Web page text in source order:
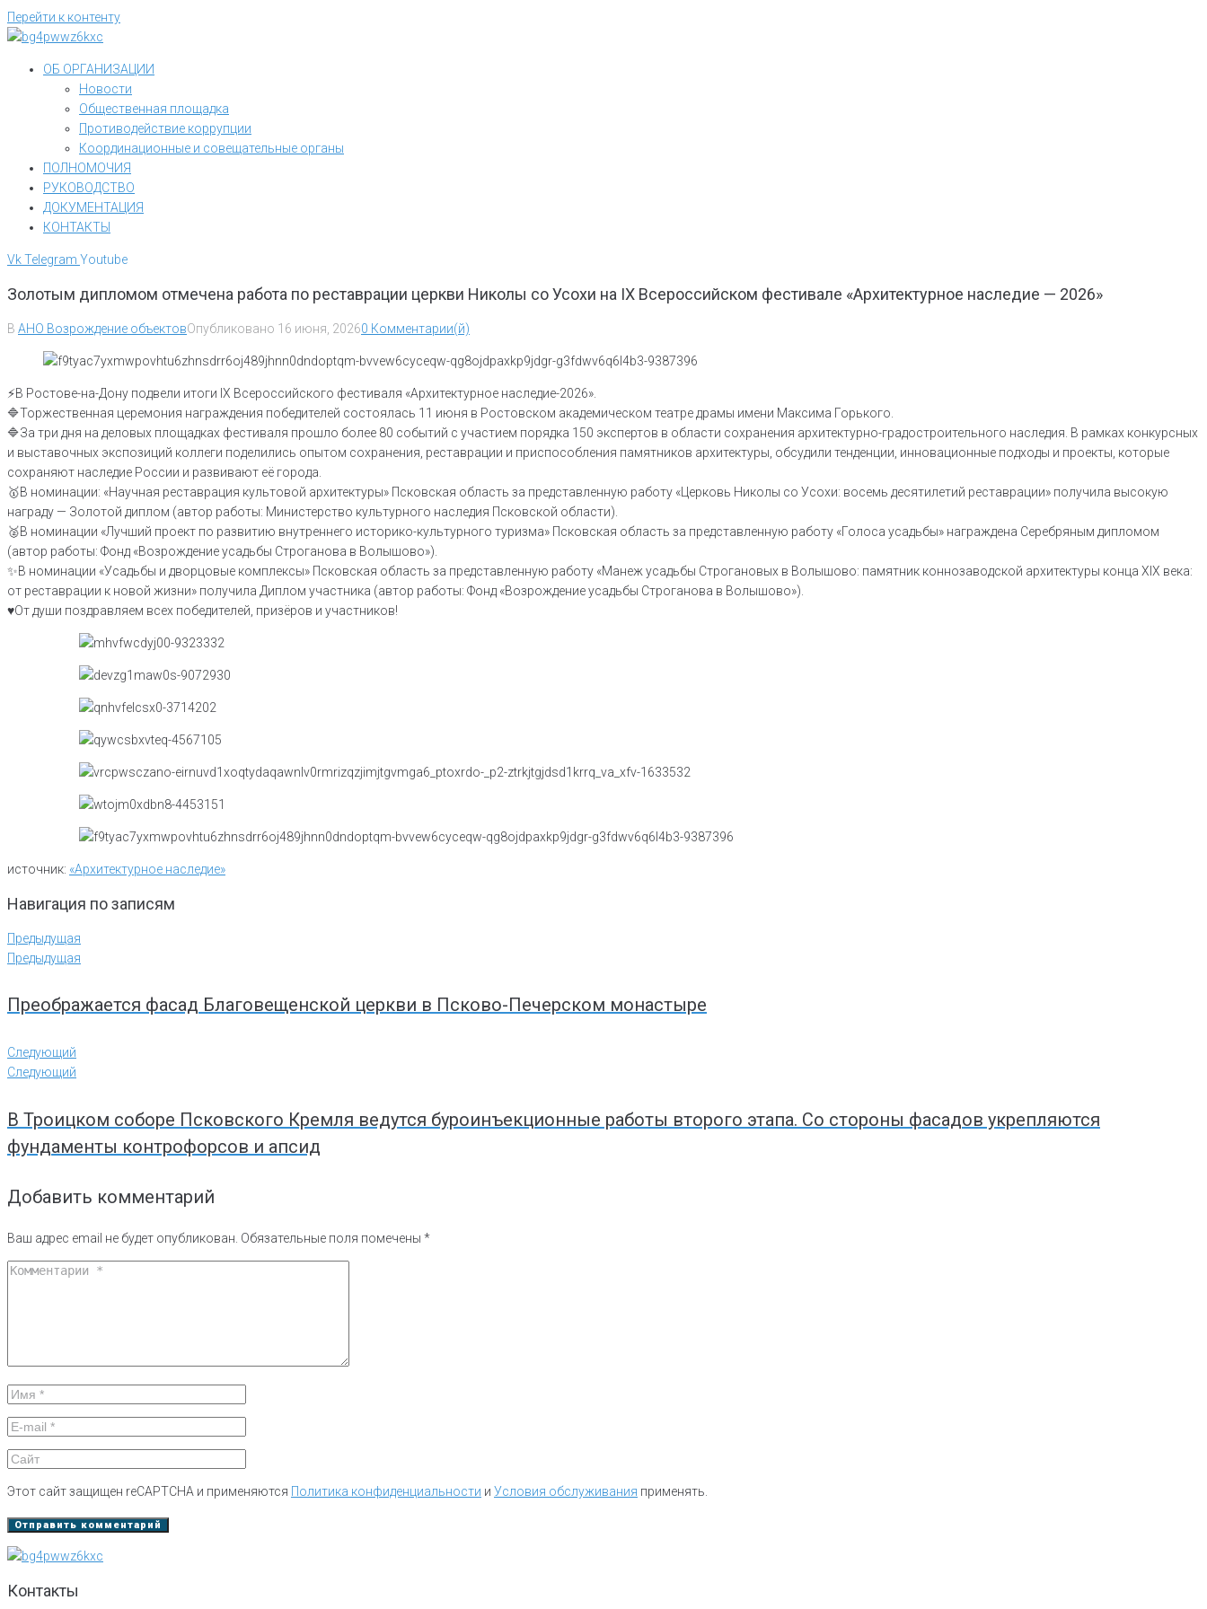
Перейти к контенту
ОБ ОРГАНИЗАЦИИ
Новости
Общественная площадка
Противодействие коррупции
Координационные и совещательные органы
ПОЛНОМОЧИЯ
РУКОВОДСТВО
ДОКУМЕНТАЦИЯ
КОНТАКТЫ
VkTelegram Youtube
Золотым дипломом отмечена работа по реставрации церкви Николы со Усохи на IX Всероссийском фестивале «Архитектурное наследие — 2026»
В АНО Возрождение объектовОпубликовано 16 июня, 20260 Комментарии(й)
⚡В Ростове-на-Дону подвели итоги IX Всероссийского фестиваля «Архитектурное наследие-2026».
🔷Торжественная церемония награждения победителей состоялась 11 июня в Ростовском академическом театре драмы имени Максима Горького.
🔷За три дня на деловых площадках фестиваля прошло более 80 событий с участием порядка 150 экспертов в области сохранения архитектурно-градостроительного наследия. В рамках конкурсных
и выставочных экспозиций коллеги поделились опытом сохранения, реставрации и приспособления памятников архитектуры, обсудили тенденции, инновационные подходы и проекты, которые
сохраняют наследие России и развивают её города.
🥇В номинации: «Научная реставрация культовой архитектуры» Псковская область за представленную работу «Церковь Николы со Усохи: восемь десятилетий реставрации» получила высокую
награду — Золотой диплом (автор работы: Министерство культурного наследия Псковской области).
🥈В номинации «Лучший проект по развитию внутреннего историко-культурного туризма» Псковская область за представленную работу «Голоса усадьбы» награждена Серебряным дипломом
(автор работы: Фонд «Возрождение усадьбы Строганова в Волышово»).
✨В номинации «Усадьбы и дворцовые комплексы» Псковская область за представленную работу «Манеж усадьбы Строгановых в Волышово: памятник коннозаводской архитектуры конца XIX века:
от реставрации к новой жизни» получила Диплом участника (автор работы: Фонд «Возрождение усадьбы Строганова в Волышово»).
♥️От души поздравляем всех победителей, призёров и участников!
источник: «Архитектурное наследие»
Навигация по записям
Предыдущая
Предыдущая
Преображается фасад Благовещенской церкви в Псково-Печерском монастыре
Следующий
Следующий
В Троицком соборе Псковского Кремля ведутся буроинъекционные работы второго этапа. Со стороны фасадов укрепляются
фундаменты контрофорсов и апсид
Добавить комментарий
Ваш адрес email не будет опубликован. Обязательные поля помечены *
Этот сайт защищен reCAPTCHA и применяются Политика конфиденциальности и Условия обслуживания применять.
Контакты